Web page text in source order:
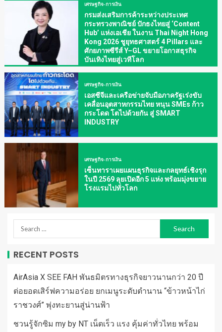
เศรษฐกิจ-การเงิน
กรมส่งเสริมการค้าระหว่างประเทศ
กระทรวงพาณิชย์ ปักธงไทยสู่ ‘Content
Hub’ แห่งเอเชีย ในงาน Thai Night Hong
Kong 2026 ชูยุทธศาสตร์ 4 Pillars และ
ศักยภาพซีรีส์ Y–GL ขยายโอกาสธุรกิจ
บันเทิงไทยสู่เวทีโลก
เศรษฐกิจ-การเงิน
เอสซีจีและเครือข่ายจับมือภาครัฐเร่งขับ
เคลื่อนอุตสาหกรรมไทย หนุน SMEs ก้าว
กระโดด โตไปด้วยกัน สู่ SMART
INDUSTRY
เศรษฐกิจ-การเงิน
เซ็นทาราเผยแผนธุรกิจและกลยุทธ์เชิงรุก
ในปี 2569 ลุยเปิดอีก 5 แห่ง พร้อมมุ่งขยาย
โรงแรมไปทั่วโลก
RECENT POSTS
AirAsia X SEE FAH พันธมิตรทางธุรกิจยาวนานกว่า 20 ปี
ต่อยอดเสิร์ฟความอร่อย ยกเมนูระดับตำนาน “ข้าวหน้าไก่
ราชวงศ์” พุ่งทะยานสู่น่านฟ้า
ชวนรู้จักซิม my by NT เน็ตเร็ว แรง คุ้มค่าทั่วไทย พร้อม